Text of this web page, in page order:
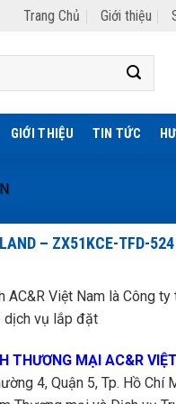
Trang Chủ Giới thiệu
GIỚI THIỆU TIN TỨC
– ZX51KCE-TFD-
AC&R Việt Nam là Công
dịch vụ lắp đặt
THƯƠNG MẠI AC&R
4, Quận 5, Tp. Hồ Chí